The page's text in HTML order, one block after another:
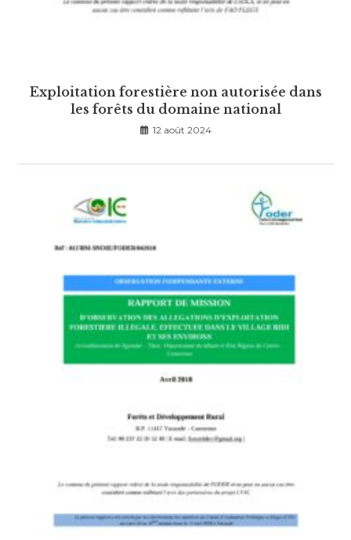
Exploitation forestière non autorisée dans
les forêts du domaine national
12 août 2024